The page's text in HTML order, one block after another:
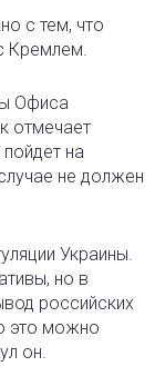
с тем, что
Кремлем.
Офиса
отмечает
на
не должен
Украины.
но в
российских
это можно
он.